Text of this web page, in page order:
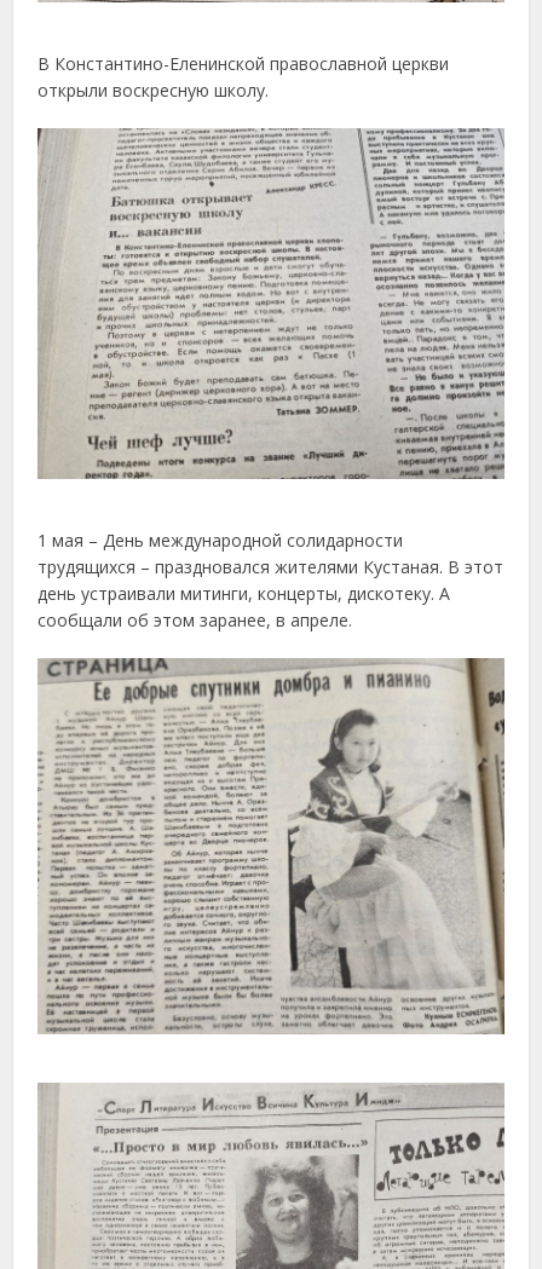
В Константино-Еленинской православной церкви
открыли воскресную школу.
1 мая – День международной солидарности
трудящихся – праздновался жителями Кустаная. В этот
день устраивали митинги, концерты, дискотеку. А
сообщали об этом заранее, в апреле.